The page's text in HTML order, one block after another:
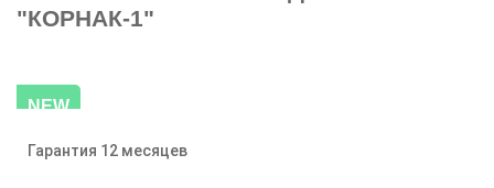
"КОРНАК-1"
NEW
-20%
Гарантия 12 месяцев